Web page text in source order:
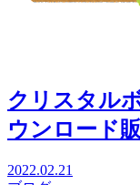
クリスタル
ウンロード
2022.02.21